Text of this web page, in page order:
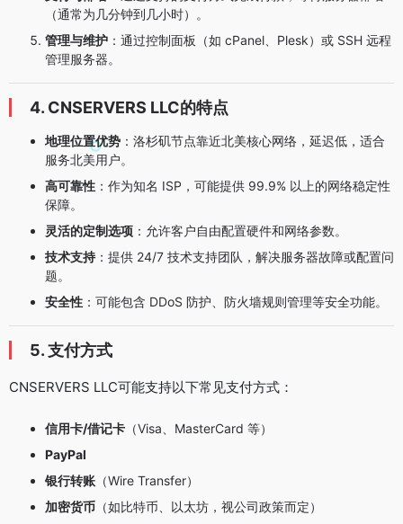
（通常为几分钟到几小时）。
管理与维护 ：通过控制面板（如 cPanel、Plesk）或 SSH 远程
管理服务器。
4. CNSERVERS LLC的特点
地理位置优势 ：洛杉矶节点靠近北美核心网络，延迟低，适合
服务北美用户。
高可靠性 ：作为知名 ISP，可能提供 99.9% 以上的网络稳定性
保障。
灵活的定制选项 ：允许客户自由配置硬件和网络参数。
技术支持 ：提供 24/7 技术支持团队，解决服务器故障或配置问
题。
安全性 ：可能包含 DDoS 防护、防火墙规则管理等安全功能。
5. 支付方式
CNSERVERS LLC可能支持以下常见支付方式：
信用卡/借记卡 （Visa、MasterCard 等）
PayPal
银行转账 （Wire Transfer）
加密货币 （如比特币、以太坊，视公司政策而定）